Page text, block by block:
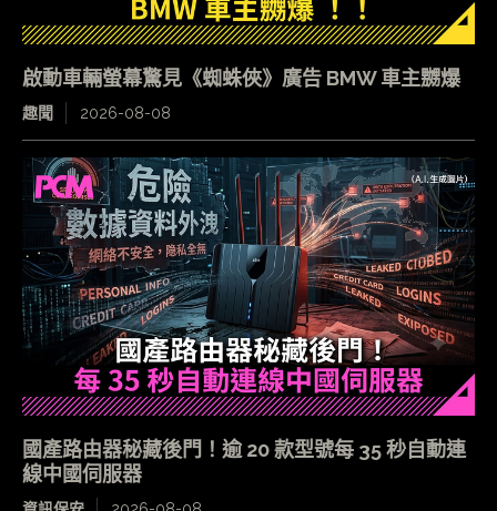
啟動車輛螢幕驚見《蜘蛛俠》廣告 BMW 車主嬲爆
趣聞 2026-08-08
國產路由器秘藏後門！逾 20 款型號每 35 秒自動連
線中國伺服器